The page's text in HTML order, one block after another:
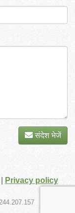
संदेश भेजें
Privacy policy